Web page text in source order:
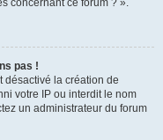
concernant ce forum ? ».
pas !
désactivé la création de
votre IP ou interdit le nom
un administrateur du forum